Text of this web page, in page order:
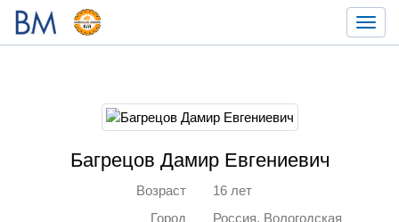
Багрецов Дамир Евгениевич
Возраст
16 лет
Город
Россия, Вологодская